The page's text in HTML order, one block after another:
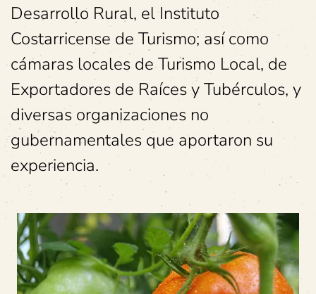
Desarrollo Rural, el Instituto
Costarricense de Turismo; así como
cámaras locales de Turismo Local, de
Exportadores de Raíces y Tubérculos, y
diversas organizaciones no
gubernamentales que aportaron su
experiencia.